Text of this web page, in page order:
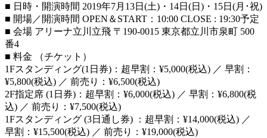
■ 日時・開演時間 2019年7月13日(土)・14日(日)・15日(月･祝)
■ 開場／開演時間 OPEN＆START：10:00 CLOSE : 19:30予定
■ 会場 アリーナ立川立飛 〒190-0015 東京都立川市泉町 500
番4
■ 料金 （チケット）
1Fスタンディング(1日券)：超早割：¥5,000(税込) ／ 早割：
¥5,800(税込) ／ 前売り：¥6,500(税込)
2F指定席 (1日券)：超早割：¥6,000(税込) ／ 早割：¥6,800(税
込) ／ 前売り：¥7,500(税込)
1Fスタンディング (3日通し券) ：超早割：¥14,000(税込) ／
早割：¥15,500(税込) ／ 前売り：¥19,000(税込)